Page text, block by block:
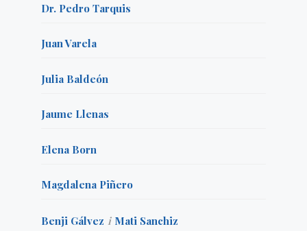
Dr. Pedro Tarquis
Juan Varela
Julia Baldeón
Jaume Llenas
Elena Born
Magdalena Piñero
Benji Gálvez i Mati Sanchiz